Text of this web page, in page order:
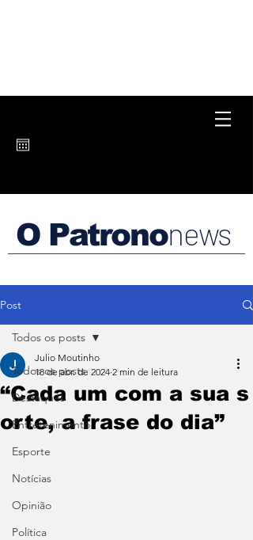
O Patrononews
Post
Todos os posts
Destaques
Entretenimento
Esporte
Notícias
Opinião
Política
Todos os posts
“Cada um com a sua s
orte, a frase do dia”
Julio Moutinho
18 de abr. de 2024 2 min de leitura